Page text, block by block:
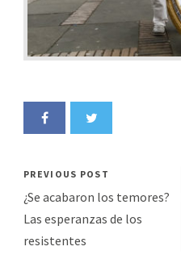
PREVIOUS POST
¿Se acabaron los temores?
Las esperanzas de los
resistentes